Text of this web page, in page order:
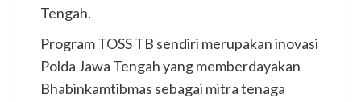
Tengah.
Program TOSS TB sendiri merupakan inovasi
Polda Jawa Tengah yang memberdayakan
Bhabinkamtibmas sebagai mitra tenaga